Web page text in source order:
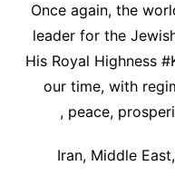
Once again, the
leader for the
His Royal Highness
our time, with
peace,